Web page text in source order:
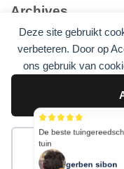
Deze site gebruikt
verbeteren. Door op
ons gebruik van
Archives
Geen archieven om te
Categories
De beste tuingereedschap en service die je kunt krijgen voor je